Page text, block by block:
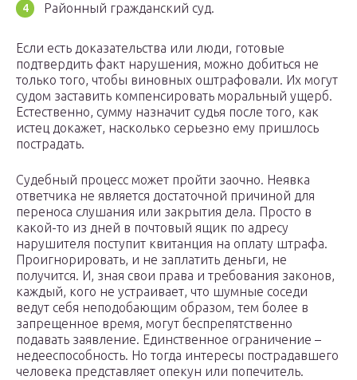
Районный гражданский суд.
Если есть доказательства или люди, готовые
подтвердить факт нарушения, можно добиться не
только того, чтобы виновных оштрафовали. Их могут
судом заставить компенсировать моральный ущерб.
Естественно, сумму назначит судья после того, как
истец докажет, насколько серьезно ему пришлось
пострадать.
Судебный процесс может пройти заочно. Неявка
ответчика не является достаточной причиной для
переноса слушания или закрытия дела. Просто в
какой-то из дней в почтовый ящик по адресу
нарушителя поступит квитанция на оплату штрафа.
Проигнорировать, и не заплатить деньги, не
получится. И, зная свои права и требования законов,
каждый, кого не устраивает, что шумные соседи
ведут себя неподобающим образом, тем более в
запрещенное время, могут беспрепятственно
подавать заявление. Единственное ограничение –
недееспособность. Но тогда интересы пострадавшего
человека представляет опекун или попечитель.